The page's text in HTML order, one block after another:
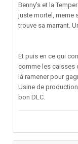
Benny's et la
juste mortel, meme
trouve sa marrant.
Et puis en ce qui
comme les caisses
lâ ramener pour
Usine de
bon DLC.